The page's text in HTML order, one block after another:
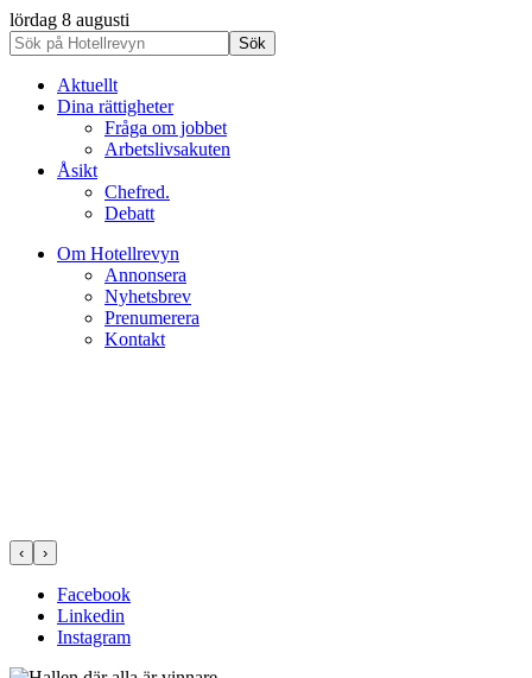
lördag 8 augusti
Aktuellt
Dina rättigheter
Fråga om jobbet
Arbetslivsakuten
Åsikt
Chefred.
Debatt
Om Hotellrevyn
Annonsera
Nyhetsbrev
Prenumerera
Kontakt
‹ ›
Facebook
Linkedin
Instagram